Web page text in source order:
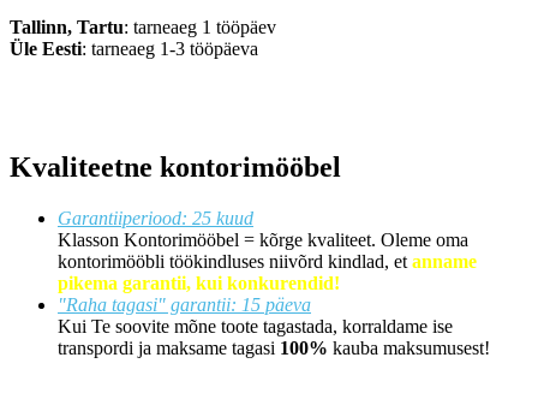
Tallinn, Tartu: tarneaeg 1 tööpäev
Üle Eesti: tarneaeg 1-3 tööpäeva
Kvaliteetne kontorimööbel
Garantiiperiood: 25 kuud
Klasson Kontorimööbel = kõrge kvaliteet. Oleme oma
kontorimööbli töökindluses niivõrd kindlad, et anname
pikema garantii, kui konkurendid!
"Raha tagasi" garantii: 15 päeva
Kui Te soovite mõne toote tagastada, korraldame ise
transpordi ja maksame tagasi 100% kauba maksumusest!